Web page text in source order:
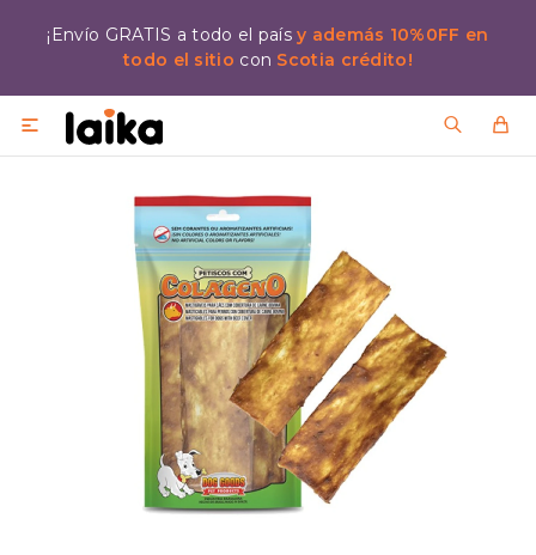
¡Envío GRATIS a todo el paísy además 10%0FF en
todo el sitio con Scotia crédito!
